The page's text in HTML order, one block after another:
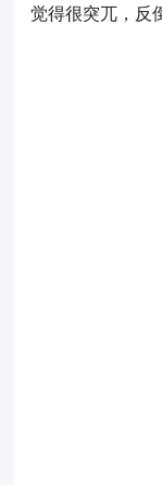
觉得很突兀，反